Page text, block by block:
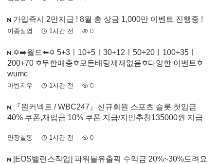
가입즉시 2만지급 ! 8월 총 상금 1,000만 이벤트 진행중 !
이종실엽 1시간 전 0
✡️➡️월드⬅️✡️ 5+3ㅣ10+5ㅣ30+12ㅣ50+20ㅣ100+35ㅣ
200+70 ✡️무한매충✡️모든배팅제재없음✡️다양한 이벤트✡️
wumc
마빈지우 1시간 전 0
『원커넥트 / WBC247』신규회원 스포츠 슬롯 첫입금
40% 쿠폰,재입금 10% 쿠폰 지급/지인추천135000원 지급
안장철동 1시간 전 0
[EOS밸런스작업] 파워볼유출픽 수익금 20%~30%드려요